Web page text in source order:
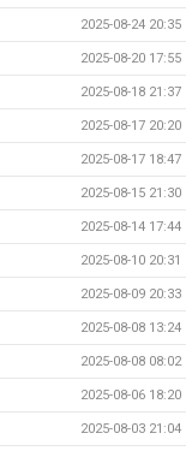
2025-08-24 20:35
2025-08-20 17:55
2025-08-18 21:37
2025-08-17 20:20
2025-08-17 18:47
2025-08-15 21:30
2025-08-14 17:44
2025-08-10 20:31
2025-08-09 20:33
2025-08-08 13:24
2025-08-08 08:02
2025-08-06 18:20
2025-08-03 21:04